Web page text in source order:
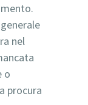
nel
o
procura